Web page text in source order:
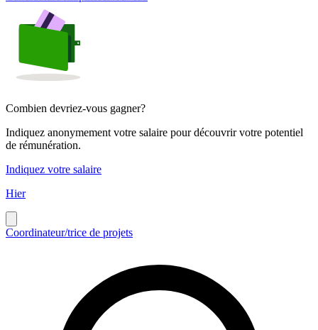
Combien devriez-vous gagner?
Indiquez anonymement votre salaire pour découvrir votre potentiel
de rémunération.
Indiquez votre salaire
Hier
Coordinateur/trice de projets